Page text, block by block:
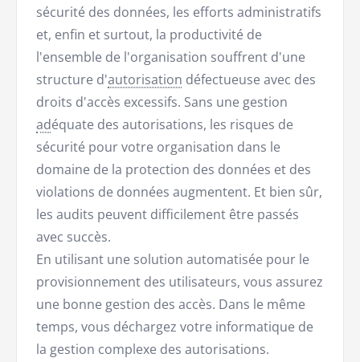
sécurité des données, les efforts administratifs
et, enfin et surtout, la productivité de
l'ensemble de l'organisation souffrent d'une
structure d'autorisation défectueuse avec des
droits d'accès excessifs. Sans une gestion
adéquate des autorisations, les risques de
sécurité pour votre organisation dans le
domaine de la protection des données et des
violations de données augmentent. Et bien sûr,
les audits peuvent difficilement être passés
avec succès.
En utilisant une solution automatisée pour le
provisionnement des utilisateurs, vous assurez
une bonne gestion des accès. Dans le même
temps, vous déchargez votre informatique de
la gestion complexe des autorisations.